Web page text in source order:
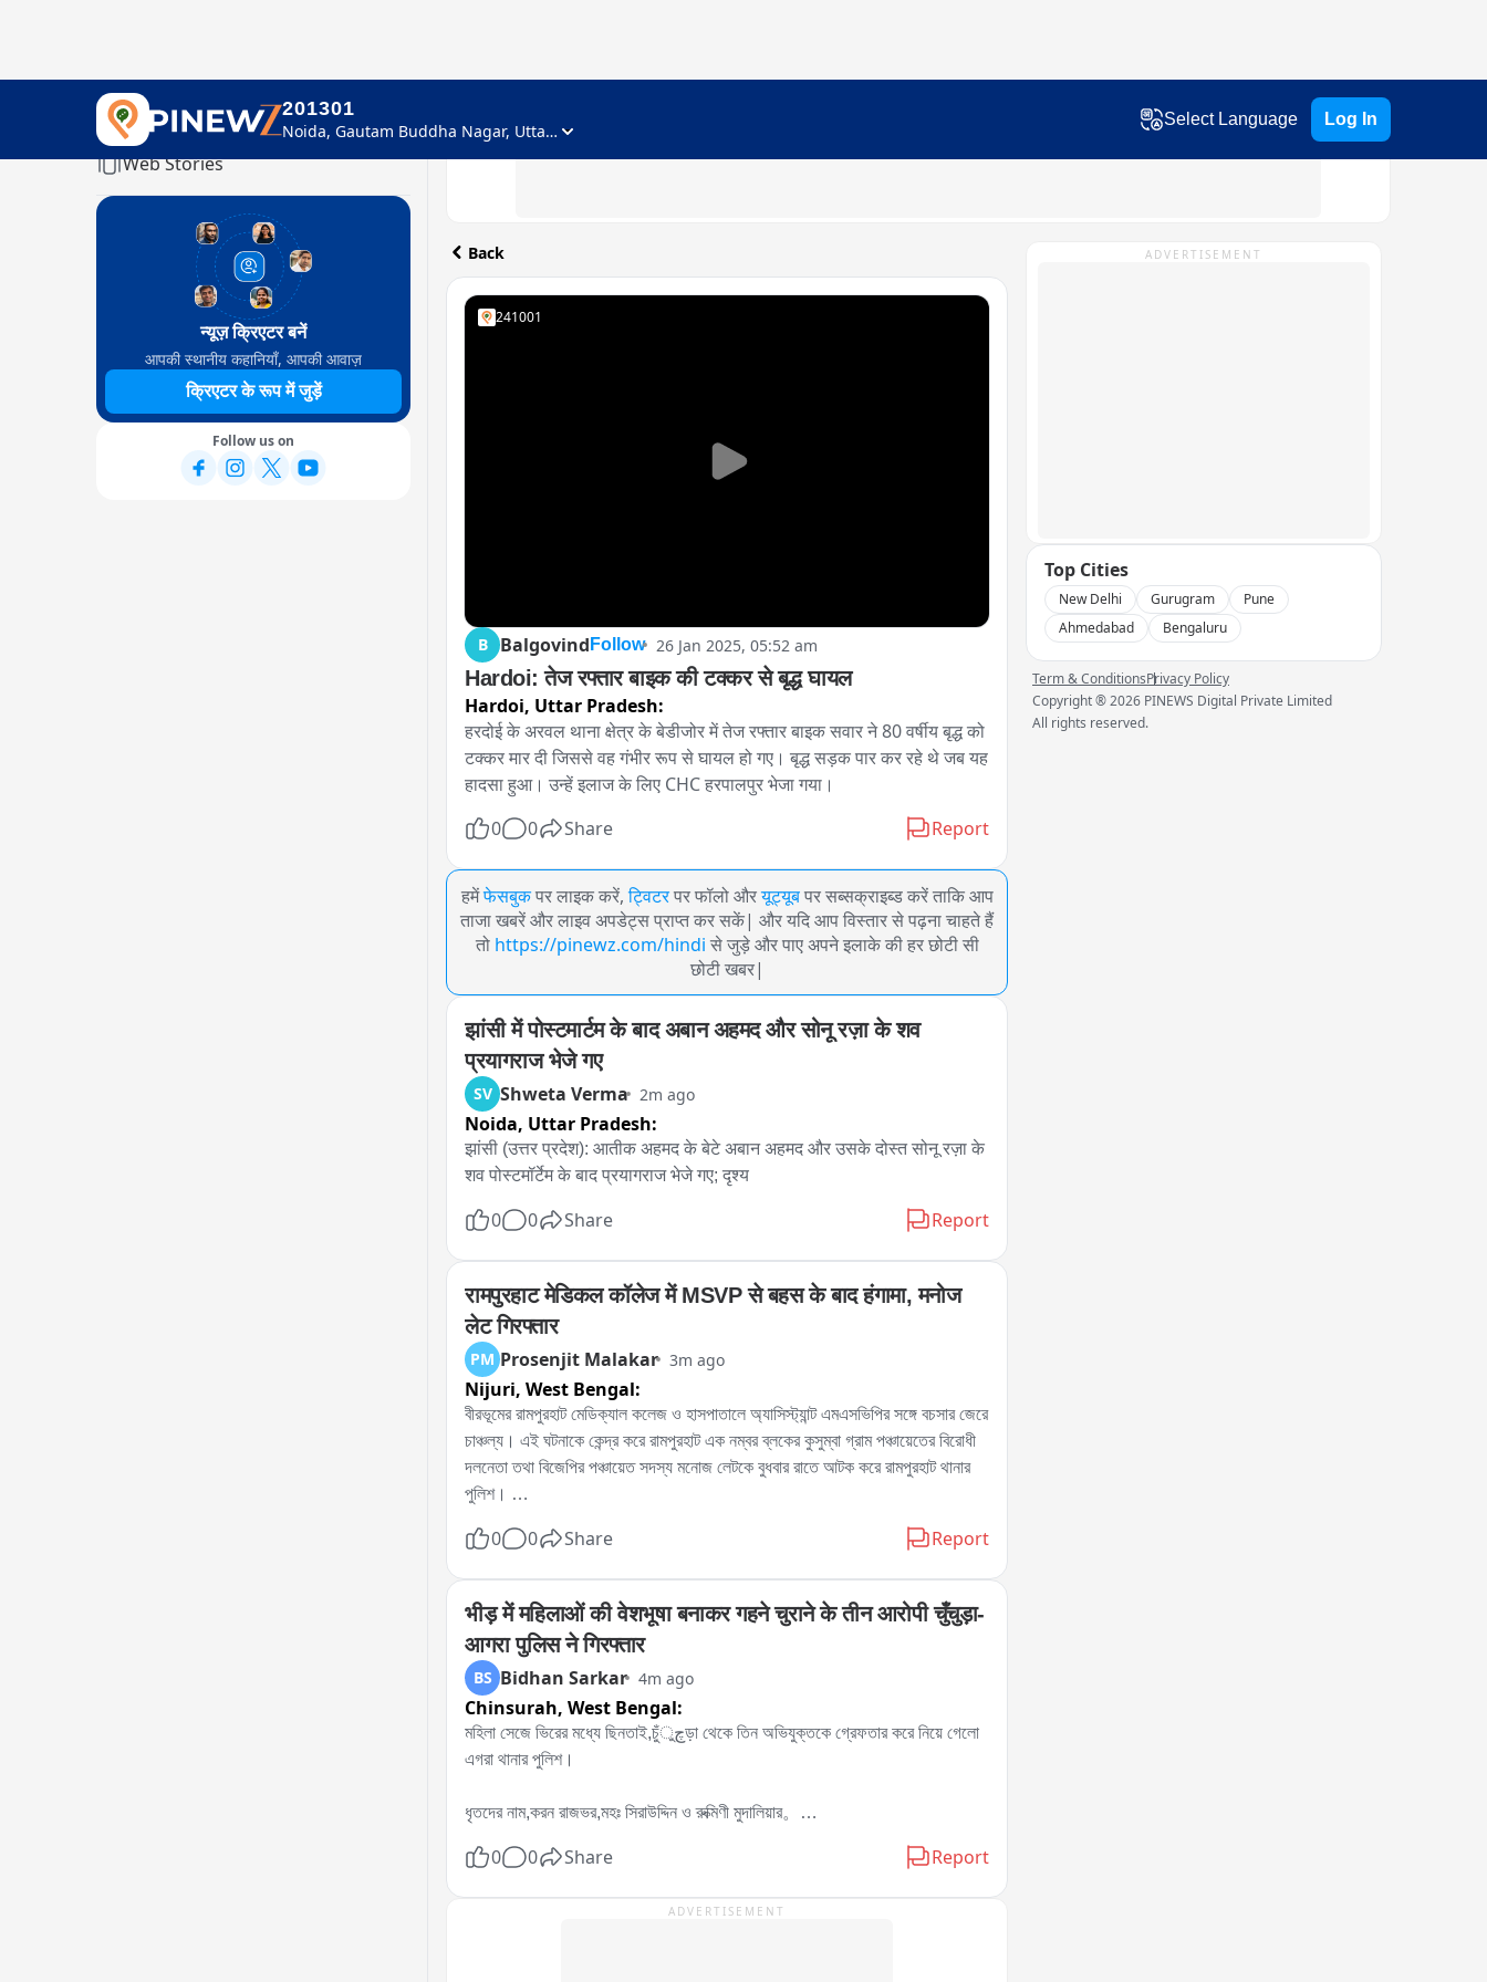
201301
Noida, Gautam Buddha Nagar, Uttar Pradesh
Select Language Log In
Home
Web Stories
न्यूज़ क्रिएटर बनें
आपकी स्थानीय कहानियाँ, आपकी आवाज़
क्रिएटर के रूप में जुड़ें
Follow us on
Back
241001
B Balgovind Follow 26 Jan 2025, 05:52 am
Hardoi: तेज रफ्तार बाइक की टक्कर से बृद्ध घायल
Hardoi, Uttar Pradesh:
हरदोई के अरवल थाना क्षेत्र के बेडीजोर में तेज रफ्तार बाइक सवार ने 80 वर्षीय बृद्ध को
टक्कर मार दी जिससे वह गंभीर रूप से घायल हो गए। बृद्ध सड़क पार कर रहे थे जब यह
हादसा हुआ। उन्हें इलाज के लिए CHC हरपालपुर भेजा गया।
0
0 Share Report
हमेंफेसबुक पर लाइक करें, ट्विटर पर फॉलो औरयूट्यूब पर सब्सक्राइब्ड करें ताकि आप
ताजा खबरें और लाइव अपडेट्स प्राप्त कर सकें| और यदि आप विस्तार से पढ़ना चाहते हैं
तो https://pinewz.com/hindi से जुड़े और पाए अपने इलाके की हर छोटी सी
छोटी खबर|
झांसी में पोस्टमार्टम के बाद अबान अहमद और सोनू रज़ा के शव
प्रयागराज भेजे गए
SV Shweta Verma 2m ago
Noida, Uttar Pradesh:
झांसी (उत्तर प्रदेश): आतीक अहमद के बेटे अबान अहमद और उसके दोस्त सोनू रज़ा के
शव पोस्टमॉर्टेम के बाद प्रयागराज भेजे गए; दृश्य
0 0 Share Report
रामपुरहाट मेडिकल कॉलेज में MSVP से बहस के बाद हंगामा, मनोज
लेट गिरफ्तार
PM Prosenjit Malakar 3m ago
Nijuri, West Bengal:
বীরভূমের রামপুরহাট মেডিক্যাল কলেজ ও হাসপাতালে অ্যাসিস্ট্যান্ট এমএসভিপির সঙ্গে বচসার জেরে
চাঞ্চল্য। এই ঘটনাকে কেন্দ্র করে রামপুরহাট এক নম্বর ব্লকের কুসুম্বা গ্রাম পঞ্চায়েতের বিরোধী
দলনেতা তথা বিজেপির পঞ্চায়েত সদস্য মনোজ লেটকে বুধবার রাতে আটক করে রামপুরহাট থানার
পুলিশ।
একাধিক নেতৃত্ব ও কর্মীরা। তাঁরা মনোজ লেটকে কোন অভিযোগে আটক করা হয়েছে, সেই বিষয়ে
প্রয়োজনীয় প্রক্রিয়া সম্পন্ন করে এদিন সকালে বিজেপির বিরোধী দলনেতা মনোজ লেটকে ছেড়ে
দেয় রামপুরহাট থানার পুলিশ।
0 0 Share Report
भीड़ में महिलाओं की वेशभूषा बनाकर गहने चुराने के तीन आरोपी चुँचुड़ा-
आगरा पुलिस ने गिरफ्तार
BS Bidhan Sarkar 4m ago
Chinsurah, West Bengal:
মহিলা সেজে ভিরের মধ্যে ছিনতাই,চুঁچুড়া থেকে তিন অভিযুক্তকে গ্রেফতার করে নিয়ে গেলো
এগরা থানার পুলিশ।
ধৃতদের নাম,করন রাজভর,মহঃ সিরাউদ্দিন ও রুক্মিণী মুদালিয়ার。
গলার হার শরীরের গয়না চুরি করে অভিযুক্তরা。
0 0 Share Report
ADVERTISEMENT
ADVERTISEMENT
Top Cities
New Delhi Gurugram
Pune
Ahmedabad
Bengaluru
Term & ConditionsPrivacy Policy
Copyright ®2026 PINEWS Digital Private Limited
All rights reserved.